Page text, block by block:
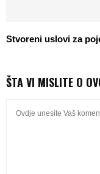
Stvoreni uslovi za
ŠTA VI MISLITE O